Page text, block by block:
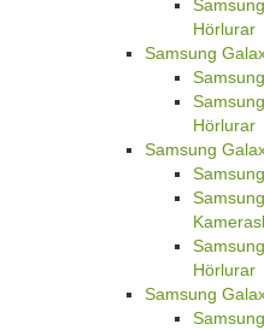
Hörlurar
Samsung
Hörlurar
Samsung
Hörlurar
Samsung